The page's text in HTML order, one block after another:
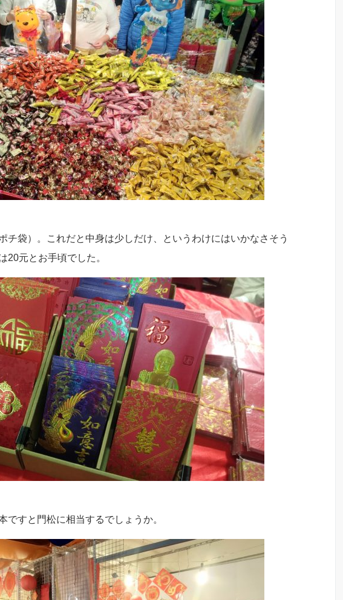
チ袋）。これだと中身は少しだけ、というわけにはいかなさそう
20元とお手頃でした。
ですと門松に相当するでしょうか。